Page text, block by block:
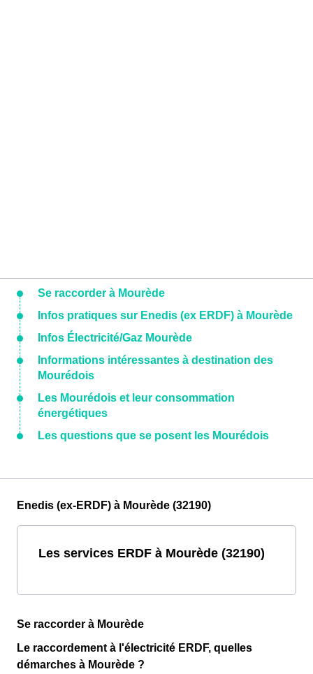
Se raccorder à Mourède
Infos pratiques sur Enedis (ex ERDF) à Mourède
Infos Électricité/Gaz Mourède
Informations intéressantes à destination des
Mourédois
Les Mourédois et leur consommation
énergétiques
Les questions que se posent les Mourédois
Enedis (ex-ERDF) à Mourède (32190)
Les services ERDF à Mourède (32190)
Se raccorder à Mourède
Le raccordement à l'électricité ERDF, quelles
démarches à Mourède ?